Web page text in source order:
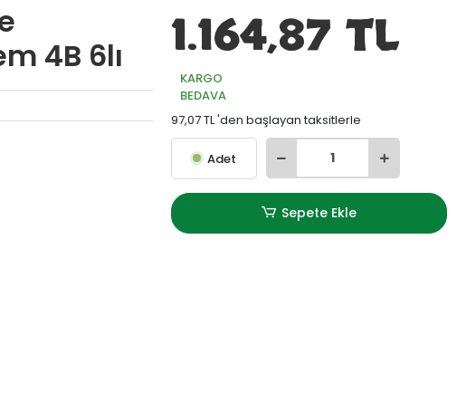
4B 6lı
1.164,87 TL
KARGO
BEDAVA
97,07 TL 'den başlayan taksitlerle
Adet
Sepete Ekle